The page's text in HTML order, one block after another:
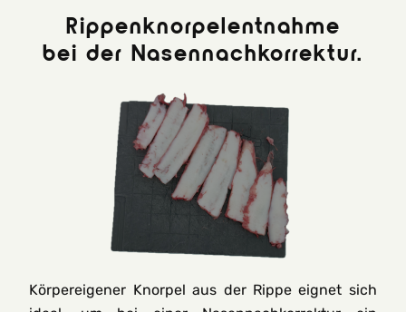
Rippenknorpelentnahme
bei der Nasennachkorrektur.
Körpereigener Knorpel aus der Rippe eignet sich